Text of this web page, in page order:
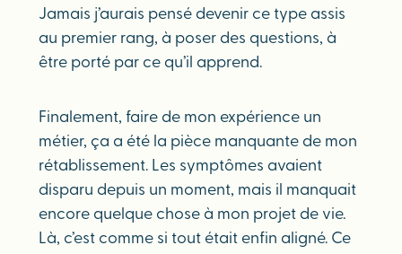
Jamais j’aurais pensé devenir ce type assis
au premier rang, à poser des questions, à
être porté par ce qu’il apprend.
Finalement, faire de mon expérience un
métier, ça a été la pièce manquante de mon
rétablissement. Les symptômes avaient
disparu depuis un moment, mais il manquait
encore quelque chose à mon projet de vie.
Là, c’est comme si tout était enfin aligné. Ce